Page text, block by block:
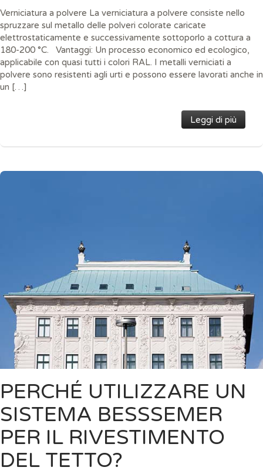
Verniciatura a polvere La verniciatura a polvere consiste nello
spruzzare sul metallo delle polveri colorate caricate
elettrostaticamente e successivamente sottoporlo a cottura a
180-200 °C. Vantaggi: Un processo economico ed ecologico,
applicabile con quasi tutti i colori RAL. I metalli verniciati a
polvere sono resistenti agli urti e possono essere lavorati anche in
un […]
Leggi di più
PERCHÉ UTILIZZARE UN
SISTEMA BESSSEMER
PER IL RIVESTIMENTO
DEL TETTO?